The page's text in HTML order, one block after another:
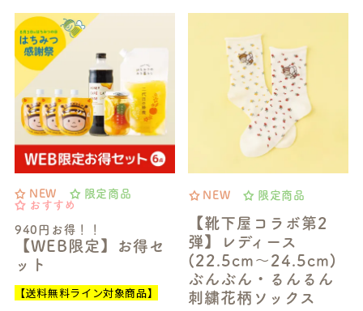
940円お得！！
【WEB限定】お得セ
ット
NEW
限定商品
おすすめ
【送料無料ライン対象商品】
【靴下屋コラボ第2
弾】レディース
(22.5cm～24.5cm)
ぶんぶん・るんるん
刺繍花柄ソックス
NEW 限定商品